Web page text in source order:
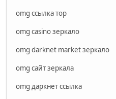
omg ссылка тор
omg casino зеркало
omg darknet market зеркало
omg сайт зеркала
omg даркнет ссылка